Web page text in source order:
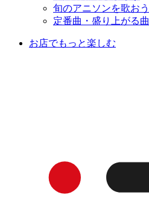
旬のアニソンを歌おう
定番曲・盛り上がる曲
お店でもっと楽しむ